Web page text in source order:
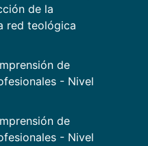
de la
red teológica
de
- Nivel
de
- Nivel